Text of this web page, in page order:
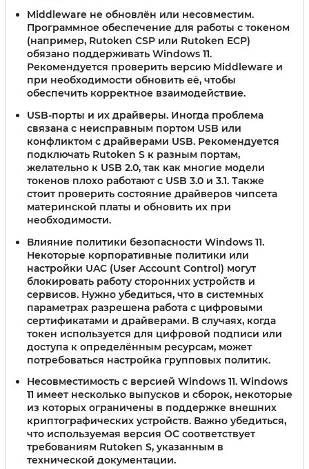
Middleware не обновлён или несовместим.
Программное обеспечение для работы с токеном
(например, Rutoken CSP или Rutoken ECP)
обязано поддерживать Windows 11.
Рекомендуется проверить версию Middleware и
при необходимости обновить её, чтобы
обеспечить корректное взаимодействие.
USB-порты и их драйверы. Иногда проблема
связана с неисправным портом USB или
конфликтом с драйверами USB. Рекомендуется
подключать Rutoken S к разным портам,
желательно к USB 2.0, так как многие модели
токенов плохо работают с USB 3.0 и 3.1. Также
стоит проверить состояние драйверов чипсета
материнской платы и обновить их при
необходимости.
Влияние политики безопасности Windows 11.
Некоторые корпоративные политики или
настройки UAC (User Account Control) могут
блокировать работу сторонних устройств и
сервисов. Нужно убедиться, что в системных
параметрах разрешена работа с цифровыми
сертификатами и драйверами. В случаях, когда
токен используется для цифровой подписи или
доступа к определённым ресурсам, может
потребоваться настройка групповых политик.
Несовместимость с версией Windows 11. Windows
11 имеет несколько выпусков и сборок, некоторые
из которых ограничены в поддержке внешних
криптографических устройств. Важно убедиться,
что используемая версия ОС соответствует
требованиям Rutoken S, указанным в
технической документации.